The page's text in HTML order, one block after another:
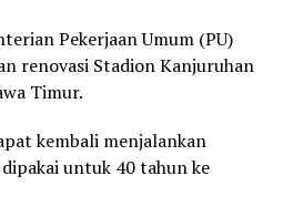
Pekerjaan Umum (PU)
renovasi Stadion Kanjuruhan
Timur.
kembali menjalankan
untuk 40 tahun ke